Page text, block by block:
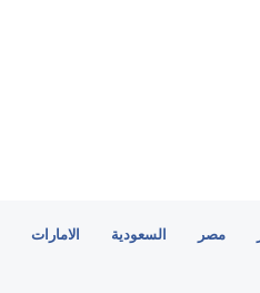
مصر السعودية الامارات